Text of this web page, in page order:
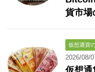
貨市場
仮想通貨
2026/08/